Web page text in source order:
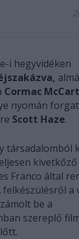
i hegyvidéken
Cormac
nyomán
Scott Haze.
társadalomból
Franco által
a
be a
szereplő